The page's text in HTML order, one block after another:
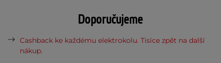
Doporučujeme
Cashback ke každému elektrokolu. Tisíce zpět na další
nákup.